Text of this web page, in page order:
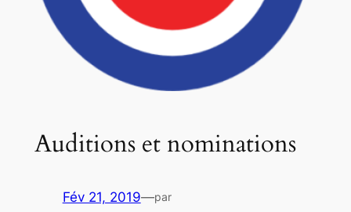
Auditions et nominations
Fév 21, 2019—par